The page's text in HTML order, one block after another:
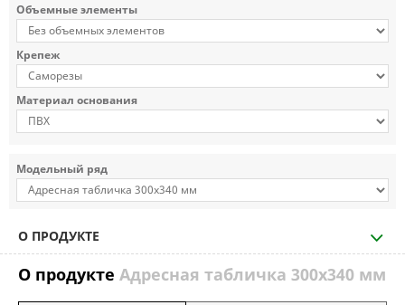
Объемные элементы
Крепеж
Материал основания
Модельный ряд
О ПРОДУКТЕ
О продукте Адресная табличка 300х340 мм